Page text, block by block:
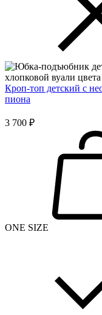
Кроп-топ детский с
пиона
3 700 ₽
ONE SIZE